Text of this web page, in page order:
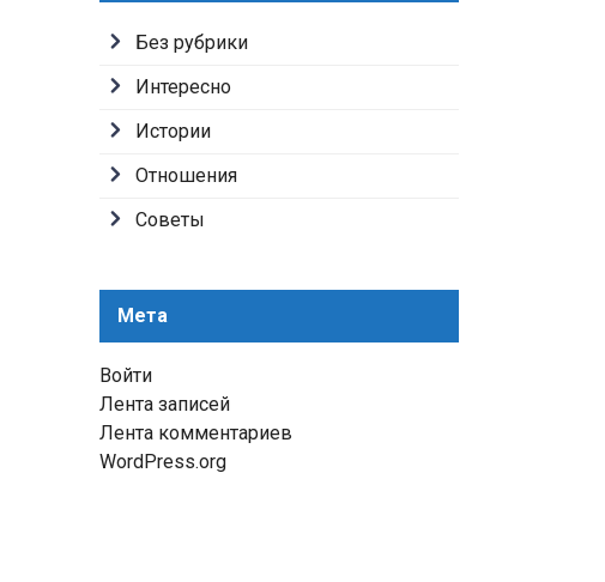
Без рубрики
Интересно
Истории
Отношения
Советы
Мета
Войти
Лента записей
Лента комментариев
WordPress.org